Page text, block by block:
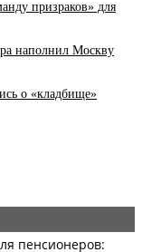
призраков» для
наполнил Москву
о «кладбище»